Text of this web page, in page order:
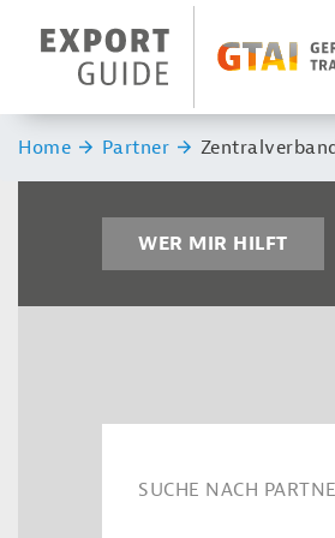
Header Logo
Sie sind hier:
Home Partner
WER MIR HILFT
SUCHE NACH